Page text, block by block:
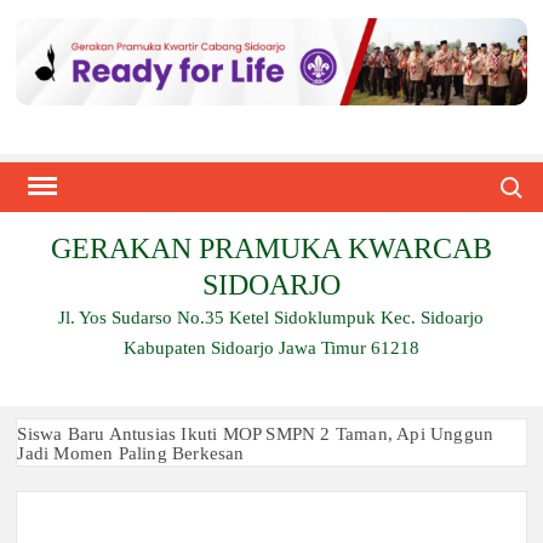
content
GERAKAN PRAMUKA KWARCAB
SIDOARJO
Jl. Yos Sudarso No.35 Ketel Sidoklumpuk Kec. Sidoarjo
Kabupaten Sidoarjo Jawa Timur 61218
Siswa Baru Antusias Ikuti MOP SMPN 2 Taman, Api Unggun
Jadi Momen Paling Berkesan